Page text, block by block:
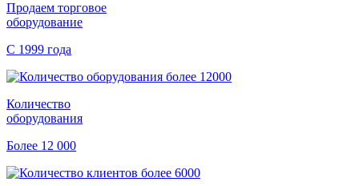
Продаем торговое
оборудование
С 1999 года
Количество
оборудования
Более 12 000